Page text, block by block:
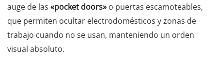
auge de las «pocket doors» o puertas escamoteables,
que permiten ocultar electrodomésticos y zonas de
trabajo cuando no se usan, manteniendo un orden
visual absoluto.